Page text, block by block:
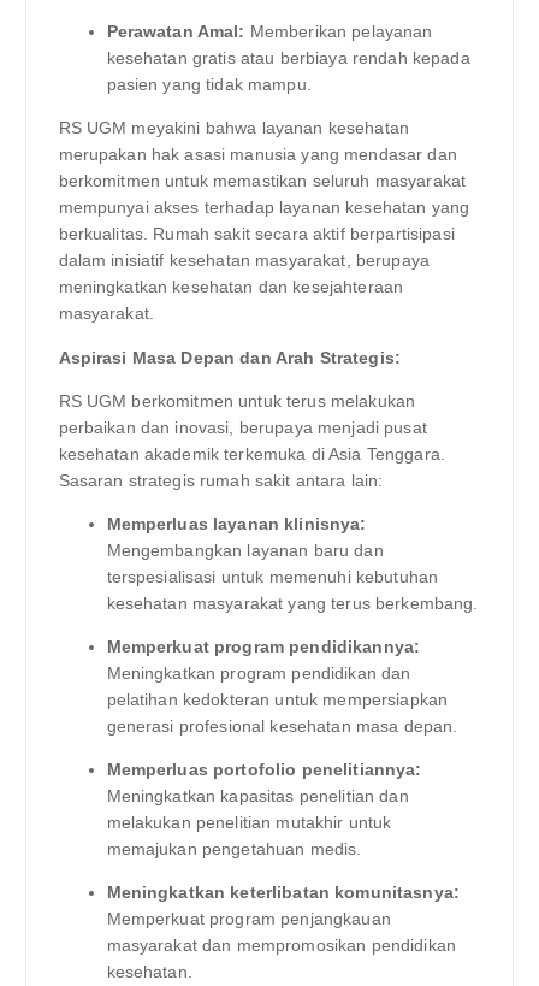
Perawatan Amal: Memberikan pelayanan
kesehatan gratis atau berbiaya rendah kepada
pasien yang tidak mampu.
RS UGM meyakini bahwa layanan kesehatan
merupakan hak asasi manusia yang mendasar dan
berkomitmen untuk memastikan seluruh masyarakat
mempunyai akses terhadap layanan kesehatan yang
berkualitas. Rumah sakit secara aktif berpartisipasi
dalam inisiatif kesehatan masyarakat, berupaya
meningkatkan kesehatan dan kesejahteraan
masyarakat.
Aspirasi Masa Depan dan Arah Strategis:
RS UGM berkomitmen untuk terus melakukan
perbaikan dan inovasi, berupaya menjadi pusat
kesehatan akademik terkemuka di Asia Tenggara.
Sasaran strategis rumah sakit antara lain:
Memperluas layanan klinisnya:
Mengembangkan layanan baru dan
terspesialisasi untuk memenuhi kebutuhan
kesehatan masyarakat yang terus berkembang.
Memperkuat program pendidikannya:
Meningkatkan program pendidikan dan
pelatihan kedokteran untuk mempersiapkan
generasi profesional kesehatan masa depan.
Memperluas portofolio penelitiannya:
Meningkatkan kapasitas penelitian dan
melakukan penelitian mutakhir untuk
memajukan pengetahuan medis.
Meningkatkan keterlibatan komunitasnya:
Memperkuat program penjangkauan
masyarakat dan mempromosikan pendidikan
kesehatan.